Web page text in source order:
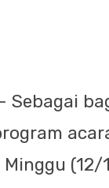
Sebagai
(12/